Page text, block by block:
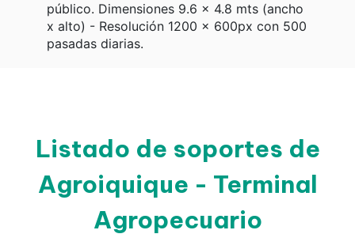
público. Dimensiones 9.6 x 4.8 mts (ancho
x alto) - Resolución 1200 x 600px con 500
pasadas diarias.
Listado de soportes de
Agroiquique - Terminal
Agropecuario